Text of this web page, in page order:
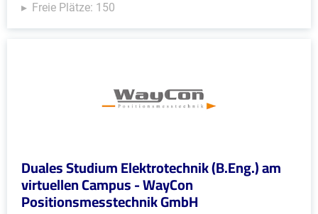
Freie Plätze: 150
Duales Studium Elektrotechnik (B.Eng.) am
virtuellen Campus - WayCon
Positionsmesstechnik GmbH